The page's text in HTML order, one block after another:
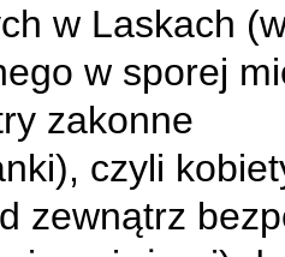
w Laskach
w sporej
zakonne
czyli
zewnątrz